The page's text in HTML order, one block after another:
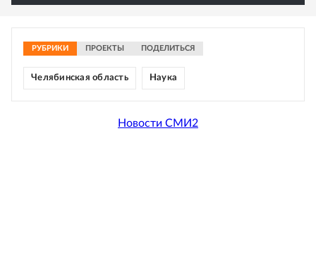
РУБРИКИ ПРОЕКТЫ ПОДЕЛИТЬСЯ
Челябинская область Наука
Новости СМИ2